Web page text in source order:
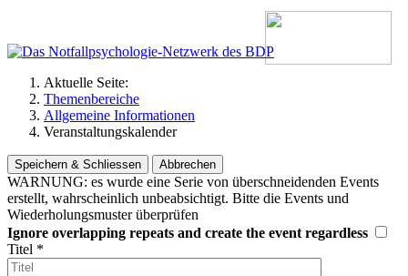
Aktuelle Seite:
Themenbereiche
Allgemeine Informationen
Veranstaltungskalender
Speichern & Schliessen Abbrechen
WARNUNG: es wurde eine Serie von überschneidenden Events
erstellt, wahrscheinlich unbeabsichtigt. Bitte die Events und
Wiederholungsmuster überprüfen
Ignore overlapping repeats and create the event regardless
Titel *